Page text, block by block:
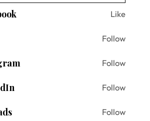
Like
Follow
Follow
Follow
Follow